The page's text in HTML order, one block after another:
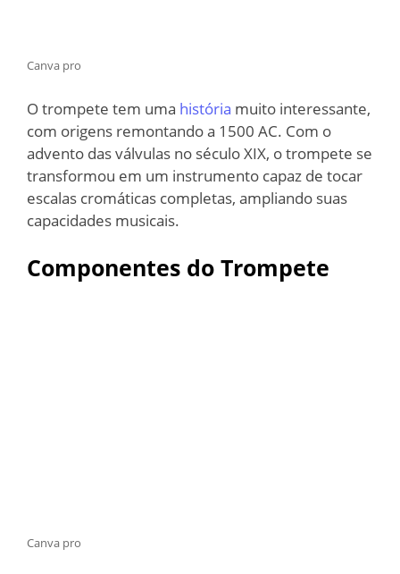
Canva pro
O trompete tem uma história muito interessante,
com origens remontando a 1500 AC. Com o
advento das válvulas no século XIX, o trompete se
transformou em um instrumento capaz de tocar
escalas cromáticas completas, ampliando suas
capacidades musicais.
Componentes do Trompete
Canva pro